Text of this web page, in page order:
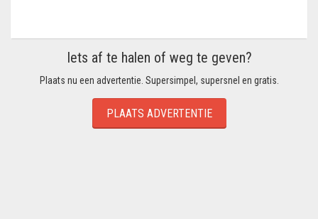
Iets af te halen of weg te geven?
Plaats nu een advertentie. Supersimpel, supersnel en gratis.
PLAATS ADVERTENTIE